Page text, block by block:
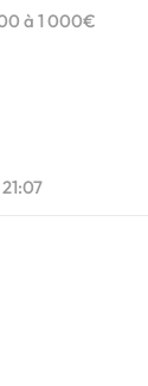
à 1 000€